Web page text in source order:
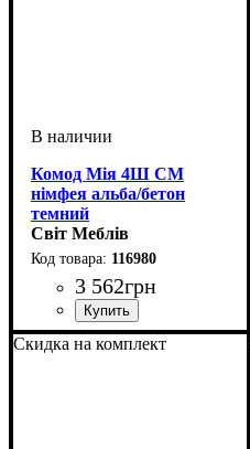
Комод Мія 4Ш СМ
німфея альба/бетон
темний
Світ Меблів
116980
3 562грн
ширина, мм: 800
высота, мм: 980
глубина, мм: 400
Скидка на комплект